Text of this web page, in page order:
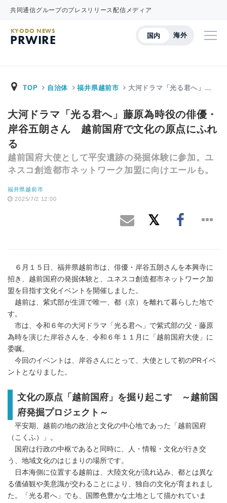
共同通信グループのプレスリリース配信メディア
国内 海外
KYODO NEWS
PRWIRE
TOP 自治体 福井県越前市 大河ドラマ「光る君へ」…
大河ドラマ「光る君へ」藤原為時役の俳優・
岸谷五朗さん 越前国府で文化の原点にふれ
る
越前国府大使として平安遺跡の発掘体験に参加。ユ
ネスコ創造都市ネットワーク加盟に向けエールも。
福井県越前市
2025/7/2 12:00
６月１５日、福井県越前市は、俳優・岸谷五朗さんを本興寺に
招き、越前国府の発掘体験と、ユネスコ創造都市ネットワーク加
盟を目指す文化イベントを開催しました。
越前は、紫式部が生涯で唯一、都（京）を離れて暮らした地で
す。
市は、令和６年の大河ドラマ「光る君へ」で紫式部の父・藤原
為時を演じた岸谷さんを、令和６年１１月に「越前国府大使」に
委嘱。
今回のイベントは、岸谷さんにとって、大使として初のPRイベ
ントとなりました。
文化の原点「越前国府」を掘り起こす ～越前国
府発掘プロジェクト～
平安期、越前の地の政治と文化の中心地であった「越前国府
（こくふ）」。
国府は行政の中枢であると同時に、人・情報・文化が行き交
う、地域文化のはじまりの場所です。
日本海側に位置する越前は、大陸文化が流れ込み、都とは異な
る価値観や美意識が交わることにより、独自の文化が育まれまし
た。「光る君へ」でも、国際色豊かな土地として描かれていま